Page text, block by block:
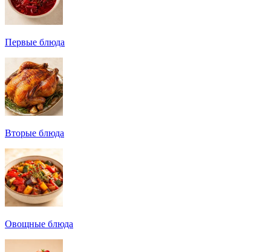
Первые блюда
Вторые блюда
Овощные блюда